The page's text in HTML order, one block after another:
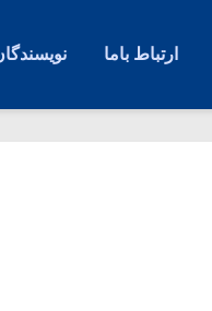
ارتباط باما